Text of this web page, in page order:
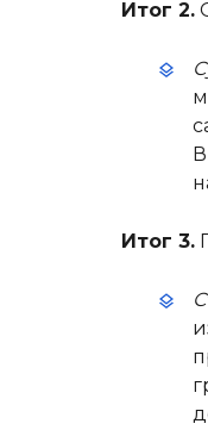
Итог 2.
Итог 3.